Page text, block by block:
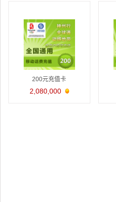
200元充值卡
2,080,000